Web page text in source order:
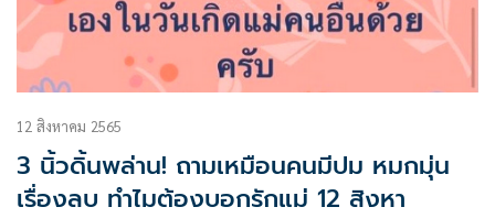
12 สิงหาคม 2565
3 นิ้วดิ้นพล่าน! ถามเหมือนคนมีปม หมกมุ่น
เรื่องลบ ทำไมต้องบอกรักแม่ 12 สิงหา